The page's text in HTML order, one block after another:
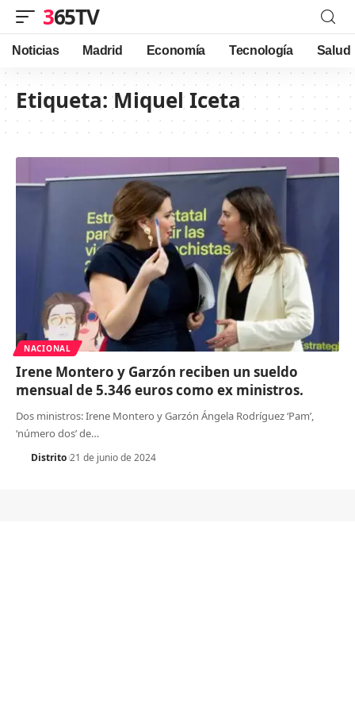
365TV
Noticias Madrid Economía Tecnología Salud
Etiqueta:Miquel Iceta
NACIONAL
Irene Montero y Garzón reciben un sueldo
mensual de 5.346 euros como ex ministros.
Dos ministros: Irene Montero y Garzón Ángela Rodríguez ‘Pam’,
‘número dos’ de…
Distrito 21 de junio de 2024